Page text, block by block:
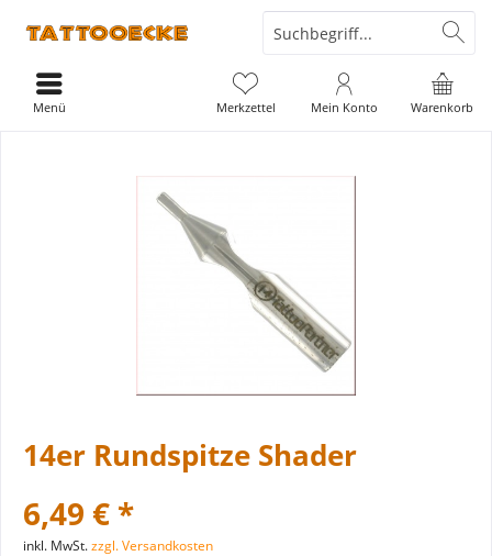
Warenkorb
Merkzettel Mein Konto
Menü
14er Rundspitze Shader
6,49 € *
inkl. MwSt.zzgl. Versandkosten